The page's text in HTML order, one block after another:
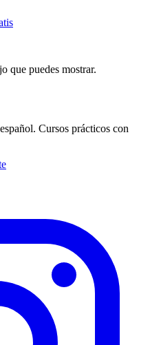
que puedes mostrar.
Cursos prácticos con